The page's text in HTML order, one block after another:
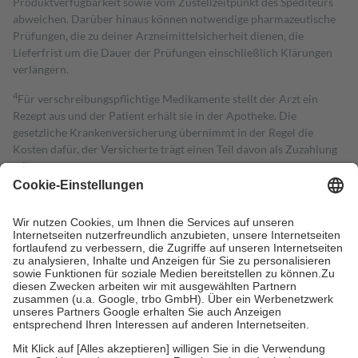
abweichen. Darüber hinaus können notwendige pharmazeutische
Prüfungen, die zu deiner Arzneimittelsicherheit dienen, die
Lieferfrist um die Dauer der Prüfungen einschließlich Klärungen
verlängern.
4Für verschreibungspflichtige Medikamente stellt der Arzt ein
Rezept aus und der Patient erhält sie in der Apotheke. Die
gesetzliche Krankenversicherung übernimmt in der Regel die
Kosten dafür, der Versicherte trägt einen Teil davon als Zuzahlung
mit.
Grundsätzlich leisten Mitglieder Zuzahlungen in Höhe von zehn
höchstens zehn Euro.
Es sind jedoch nie mehr als die tatsächlichen
Kosten der Leistung zu entrichten.
Diese Regeln gelten grundsätzlich auch für Online-Apotheken.
Bei Heilmitteln und häuslicher Krankenpflege beträgt die
Zuzahlung zehn Prozent der Kosten sowie zehn Euro je
Verordnung.
Um das Engagement der Versicherten für ihre eigene Gesundheit zu
stärken und die besondere Stellung der Familie zu unterstützen,
fallenkeine Zuzahlungenan bei: